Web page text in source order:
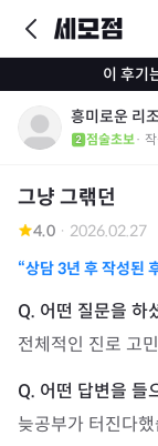
이 후기
흥미로운 리
점술초보·
그냥 그랚던
4.0 · 2026.02.27
“상담3년 후 작성된
전체적인 진로 고
늦공부가 터진다